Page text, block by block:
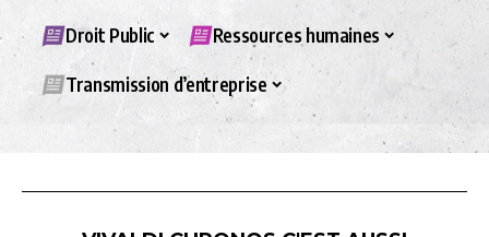
Droit Public Ressources humaines
Transmission d’entreprise